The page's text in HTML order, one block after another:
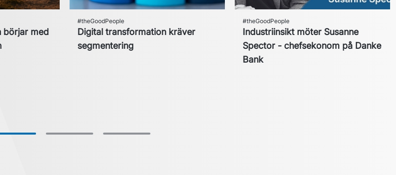
börjar med
#theGoodPeople
Digital transformation kräver
segmentering
#theGoodPeople
Industriinsikt möter Susanne
Spector - chefsekonom på Danke
Bank